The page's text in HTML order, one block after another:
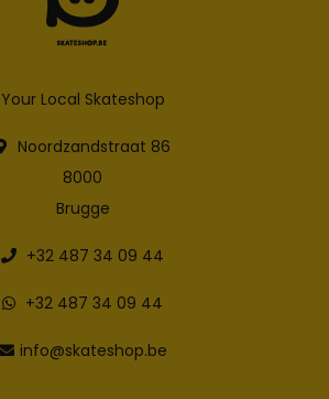
Your Local Skateshop
Noordzandstraat 86
8000
Brugge
+32 487 34 09 44
+32 487 34 09 44
info@skateshop.be